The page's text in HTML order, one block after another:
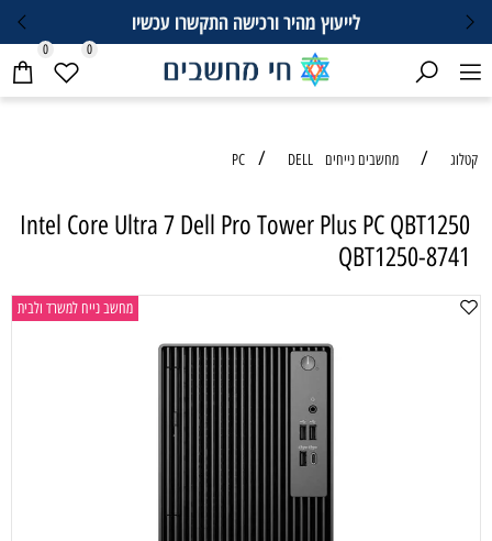
לייעוץ מהיר ורכישה התקשרו עכשיו
מחשבים נייחים PC DELL
Intel Core Ultra 7 Dell Pro Tower Plus PC QBT1250
QBT1250-8741
מחשב נייח למשרד ולבית